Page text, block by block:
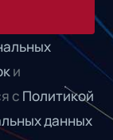
и
с Политикой
данных